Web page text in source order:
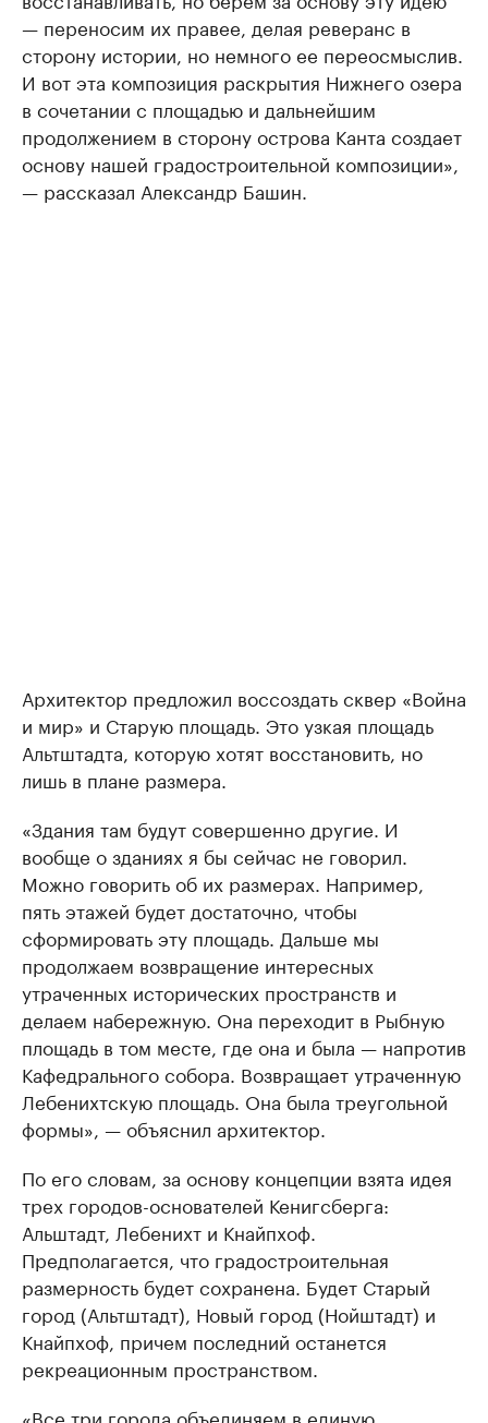
— переносим их правее, делая реверанс в
сторону истории, но немного ее переосмыслив.
И вот эта композиция раскрытия Нижнего озера
в сочетании с площадью и дальнейшим
продолжением в сторону острова Канта создает
основу нашей градостроительной композиции»,
— рассказал Александр Башин.
Архитектор предложил воссоздать сквер «Война
и мир» и Старую площадь. Это узкая площадь
Альтштадта, которую хотят восстановить, но
лишь в плане размера.
«Здания там будут совершенно другие. И
вообще о зданиях я бы сейчас не говорил.
Можно говорить об их размерах. Например,
пять этажей будет достаточно, чтобы
сформировать эту площадь. Дальше мы
продолжаем возвращение интересных
утраченных исторических пространств и
делаем набережную. Она переходит в Рыбную
площадь в том месте, где она и была — напротив
Кафедрального собора. Возвращает утраченную
Лебенихтскую площадь. Она была треугольной
формы», — объяснил архитектор.
По его словам, за основу концепции взята идея
трех городов-основателей Кенигсберга:
Альштадт, Лебенихт и Кнайпхоф.
Предполагается, что градостроительная
размерность будет сохранена. Будет Старый
город (Альтштадт), Новый город (Нойштадт) и
Кнайпхоф, причем последний останется
рекреационным пространством.
«Все три города объединяем в единую